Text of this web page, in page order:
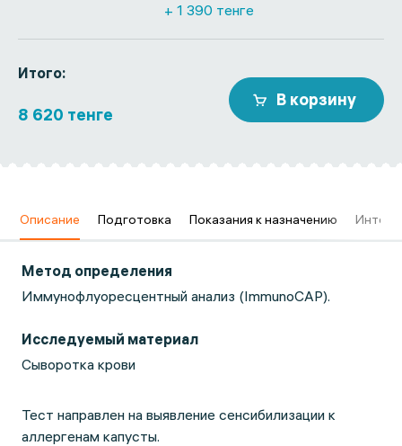
+ 1 390 тенге
Итого:
8 620 тенге
В корзину
Описание Подготовка Показания к назначению
Метод определения
Иммунофлуоресцентный анализ (ImmunoCAP).
Исследуемый материал
Сыворотка крови
Тест направлен на выявление сенсибилизации к
аллергенам капусты.